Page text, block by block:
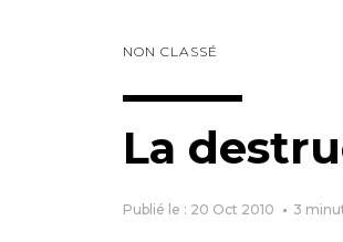
NON CLASSÉ
La
Publié le : 20 Oct 2010 3